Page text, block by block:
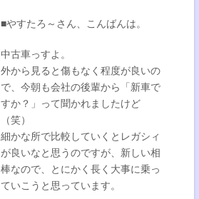
■やすたろ～さん、こんばんは。
中古車っすよ。
外から見ると傷もなく程度が良いの
で、今朝も会社の後輩から「新車で
すか？」って聞かれましたけど
（笑）
細かな所で比較していくとレガシィ
が良いなと思うのですが、新しい相
棒なので、とにかく長く大事に乗っ
ていこうと思っています。